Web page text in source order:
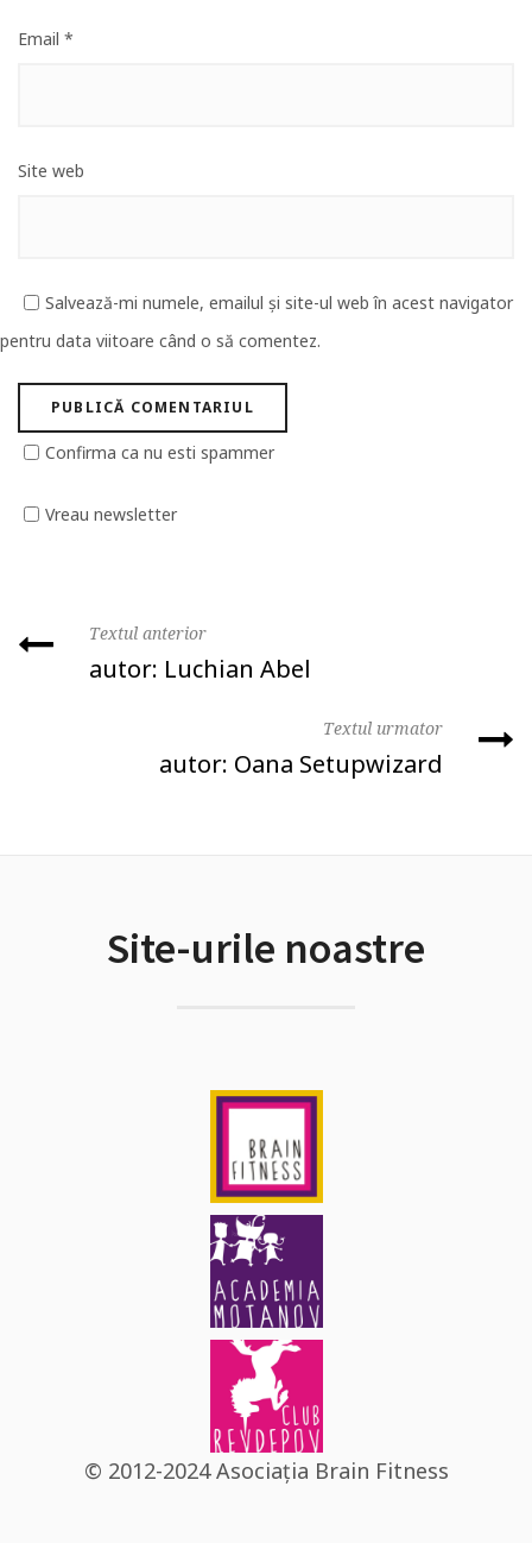
Email *
Site web
Salvează-mi numele, emailul și site-ul web în acest navigator
pentru data viitoare când o să comentez.
Confirma ca nu esti spammer
Vreau newsletter
Textul anterior
autor: Luchian Abel
Textul urmator
autor: Oana Setupwizard
Site-urile noastre
© 2012-2024 Asociația Brain Fitness